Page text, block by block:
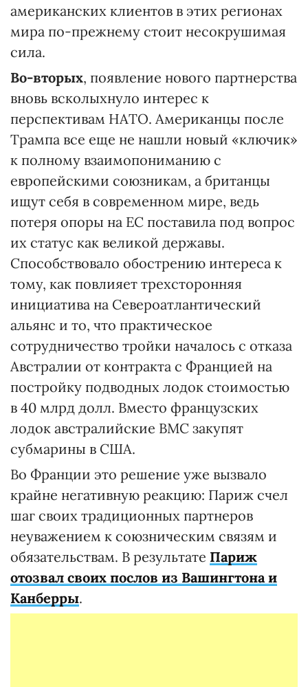
американских клиентов в этих регионах
мира по-прежнему стоит несокрушимая
сила.
Во-вторых, появление нового партнерства
вновь всколыхнуло интерес к
перспективам НАТО. Американцы после
Трампа все еще не нашли новый «ключик»
к полному взаимопониманию с
европейскими союзникам, а британцы
ищут себя в современном мире, ведь
потеря опоры на ЕС поставила под вопрос
их статус как великой державы.
Способствовало обострению интереса к
тому, как повлияет трехсторонняя
инициатива на Североатлантический
альянс и то, что практическое
сотрудничество тройки началось с отказа
Австралии от контракта с Францией на
постройку подводных лодок стоимостью
в 40 млрд долл. Вместо французских
лодок австралийские ВМС закупят
субмарины в США.
Во Франции это решение уже вызвало
крайне негативную реакцию: Париж счел
шаг своих традиционных партнеров
неуважением к союзническим связям и
обязательствам. В результате Париж
отозвал своих послов из Вашингтона и
Канберры.